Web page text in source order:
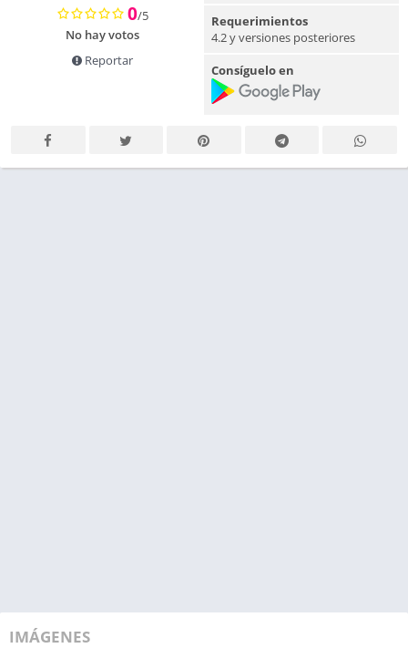
0/5
No hay votos
Reportar
Requerimientos
4.2 y versiones posteriores
Consíguelo en
IMÁGENES